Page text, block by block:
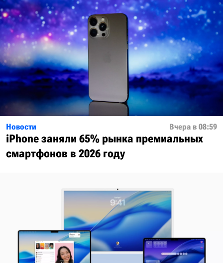
Новости Вчера в 08:59
iPhone заняли 65% рынка премиальных
смартфонов в 2026 году